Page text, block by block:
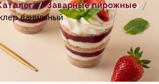
Заварные пирожные
ванильный